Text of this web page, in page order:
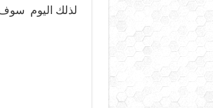
لذلك اليوم سوف